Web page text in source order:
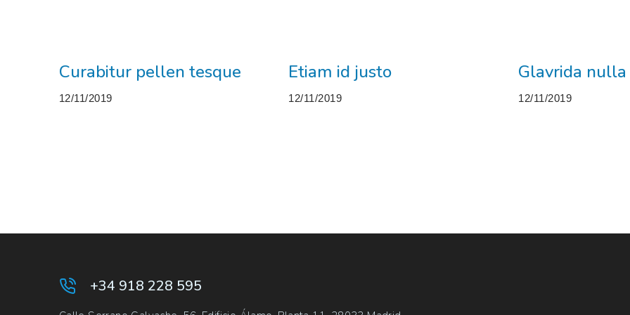
Curabitur pellen tesque
12/11/2019
Etiam id justo
12/11/2019
Glavrida
12/11/2019
+34 918 228 595